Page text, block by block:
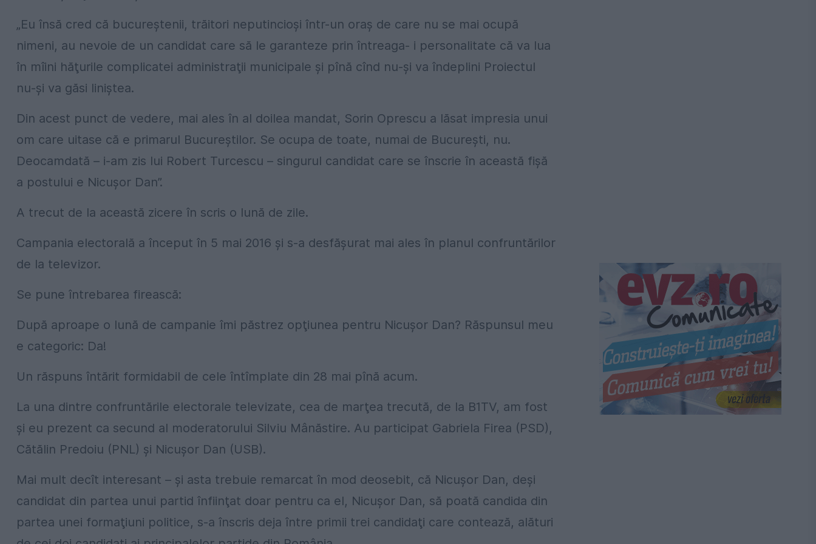
„Eu însă cred că bucureştenii, trăitori neputincioşi într-un oraş de care nu se mai ocupă
nimeni, au nevoie de un candidat care să le garanteze prin întreaga- i personalitate că va lua
în mîini hăţurile complicatei administraţii municipale şi pînă cînd nu-şi va îndeplini Proiectul
nu-şi va găsi liniştea.
Din acest punct de vedere, mai ales în al doilea mandat, Sorin Oprescu a lăsat impresia unui
om care uitase că e primarul Bucureştilor. Se ocupa de toate, numai de Bucureşti, nu.
Deocamdată – i-am zis lui Robert Turcescu – singurul candidat care se înscrie în această fişă
a postului e Nicuşor Dan”.
A trecut de la această zicere în scris o lună de zile.
Campania electorală a început în 5 mai 2016 şi s-a desfăşurat mai ales în planul confruntărilor
de la televizor.
Se pune întrebarea firească:
După aproape o lună de campanie îmi păstrez opţiunea pentru Nicuşor Dan? Răspunsul meu
e categoric: Da!
Un răspuns întărit formidabil de cele întîmplate din 28 mai pînă acum.
La una dintre confruntările electorale televizate, cea de marţea trecută, de la B1TV, am fost
şi eu prezent ca secund al moderatorului Silviu Mânăstire. Au participat Gabriela Firea (PSD),
Cătălin Predoiu (PNL) şi Nicuşor Dan (USB).
Mai mult decît interesant – şi asta trebuie remarcat în mod deosebit, că Nicuşor Dan, deşi
candidat din partea unui partid înfiinţat doar pentru ca el, Nicușor Dan, să poată candida din
partea unei formaţiuni politice, s-a înscris deja între primii trei candidaţi care contează, alături